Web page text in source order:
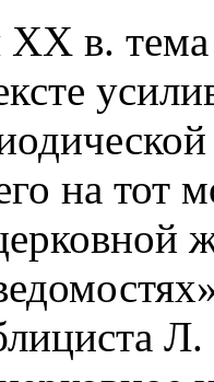
в. тема
на тот